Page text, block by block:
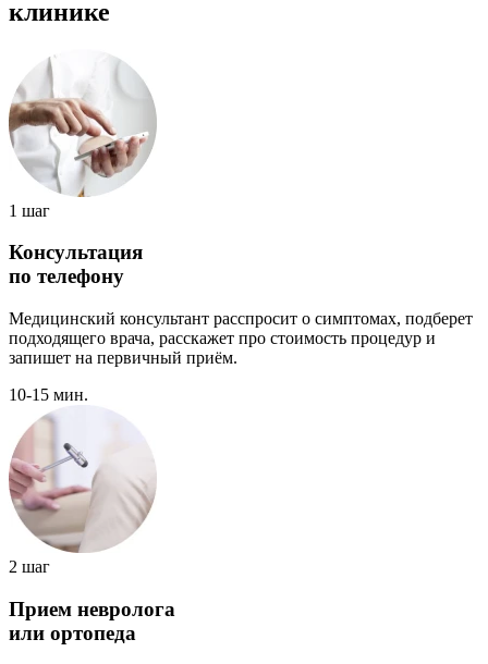
клинике
1 шаг
Консультация
по телефону
Медицинский консультант расспросит о симптомах, подберет
подходящего врача, расскажет про стоимость процедур и
запишет на первичный приём.
10-15 мин.
2 шаг
Прием невролога
или ортопеда